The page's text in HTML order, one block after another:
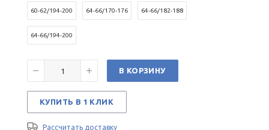
60-62/194-200 64-66/170-176 64-66/182-188
64-66/194-200
В КОРЗИНУ
КУПИТЬ В 1 КЛИК
Рассчитать доставку